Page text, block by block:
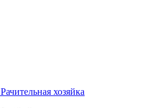
Рачительная хозяйка